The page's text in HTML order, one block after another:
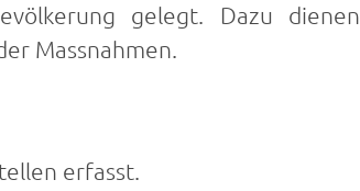
gelegt. Dazu dienen
Massnahmen.
erfasst.